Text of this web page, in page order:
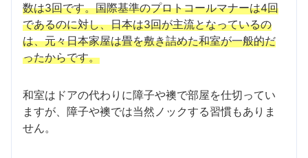
数は3回です。国際基準のプロトコールマナーは4回
であるのに対し、日本は3回が主流となっているの
は、元々日本家屋は畳を敷き詰めた和室が一般的だ
ったからです。
和室はドアの代わりに障子や襖で部屋を仕切ってい
ますが、障子や襖では当然ノックする習慣もありま
せん。